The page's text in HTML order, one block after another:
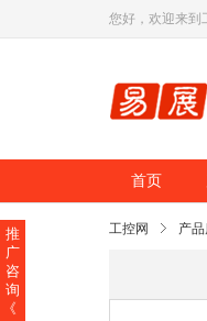
您好，欢迎来到
首页
工控网 产
推
广
咨
询
《